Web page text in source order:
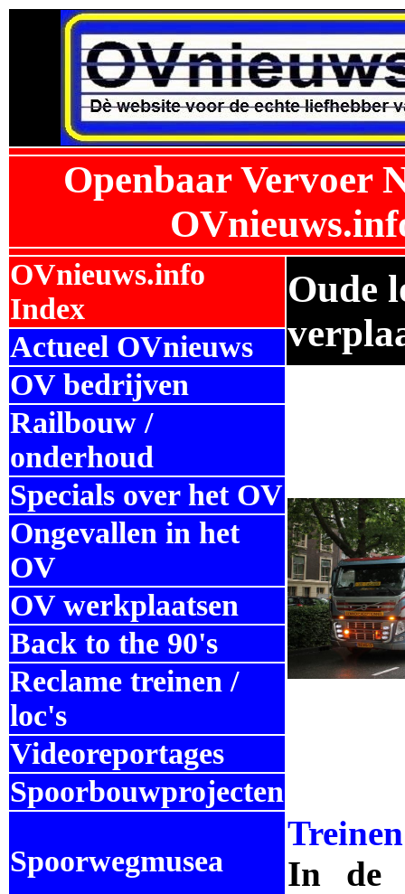
Openbaar Vervoer
OVnieuws.info
Index
Oude
Actueel OVnieuws
OV bedrijven
Railbouw /
onderhoud
Specials over het OV
Ongevallen in het
OV
OV werkplaatsen
Back to the 90's
Reclame treinen /
loc's
Videoreportages
Spoorbouwprojecten
Spoorwegmusea
In de